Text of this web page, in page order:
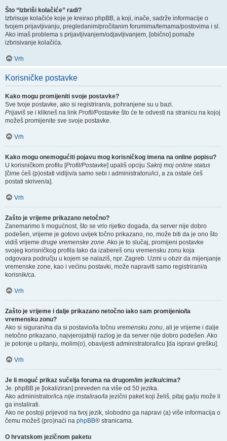
Što “Izbriši kolačiće” radi?
Izbrisuje kolačiće koje je kreirao phpBB, a koji, inače, sadrže informacije o
tvojem prijavljivanju, pregledanim/pročitanim forumima/temama/postovima i sl.
Ako imaš problema s prijavljivanjem/odjavljivanjem, [obično] pomaže
izbrisivanje kolačića.
Vrh
Korisničke postavke
Kako mogu promijeniti svoje postavke?
Sve tvoje postavke, ako si registriran/a, pohranjene su u bazi.
Prijaviš se i klikneš na link Profil/Postavke što će te odvesti na stranicu na kojoj
možeš promijenite sve svoje postavke.
Vrh
Kako mogu onemogućiti pojavu mog korisničkog imena na online popisu?
U korisničkom profilu [Profil/Postavke] upališ opciju Sakrij moj online status
[čime ćeš (p)ostati vidljiv/a samo sebi i administratoru/ici, a za ostale ćeš
postati skriven/a].
Vrh
Zašto je vrijeme prikazano netočno?
Zanemarimo li mogućnost, što se vrlo rijetko događa, da server nije dobro
podešen, vrijeme je gotovo uvijek točno prikazano, no, može biti da je ono što
vidiš vrijeme druge vremenske zone. Ako je to slučaj, promijeni postavke
svojeg korisničkog profila tako da izabereš onu vremensku zonu koja
odgovara području u kojem se nalaziš, npr. Zagreb. Uzmi u obzir da mijenjanje
vremenske zone, kao i većinu postavki, može napraviti samo registrirani/a
korisnik/ca.
Vrh
Zašto je vrijeme i dalje prikazano netočno iako sam promijenio/la
vremensku zonu?
Ako si siguran/na da si postavio/la točnu vremensku zonu, ali je vrijeme i dalje
netočno prikazano, najvjerojatniji razlog je da server nije dobro podešen. Ako
je potonje u pitanju, molim(o), obavijesti administratora/icu [da ispravi grešku].
Vrh
Je li moguć prikaz sučelja foruma na drugom/im jeziku/cima?
Je. phpBB je [lokaliziran] preveden na više od 50 jezika.
Ako administrator/ica nije instalirao/la jezični paket koji želiš, pitaj ga/ju može li
ga instalirati.
Ako ne postoji prijevod na tvoj jezik, slobodno ga napravi (a) više informacija o
čemu možeš (pro)naći na phpBB® stranicama.
O hrvatskom jezičnom paketu